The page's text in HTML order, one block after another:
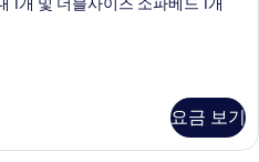
요금 보기